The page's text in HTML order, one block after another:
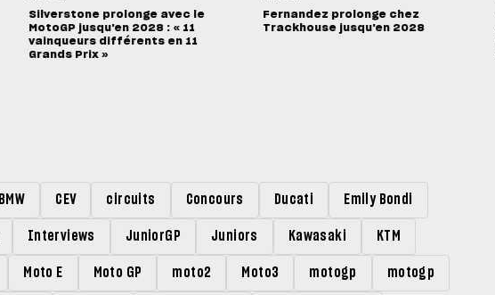
Silverstone prolonge avec le
MotoGP jusqu'en 2028 : « 11
vainqueurs différents en 11
Grands Prix »
Fernandez prolonge chez
Trackhouse jusqu'en 2028
BMW CEV circuits Concours Ducati Emily Bondi
Interviews JuniorGP Juniors Kawasaki KTM
Moto E Moto GP moto2 Moto3 motogp motogp